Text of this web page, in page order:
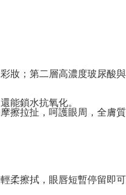
無料
料無料
妝；第二層高濃度玻尿酸與
能鎖水抗氧化。
擦拉扯，呵護眼周，全膚質
柔擦拭，眼唇短暫停留即可